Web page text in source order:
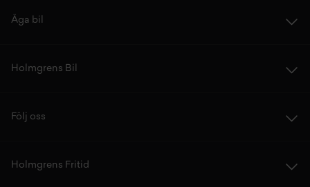
Äga bil
Holmgrens Bil
Följ oss
Holmgrens Fritid